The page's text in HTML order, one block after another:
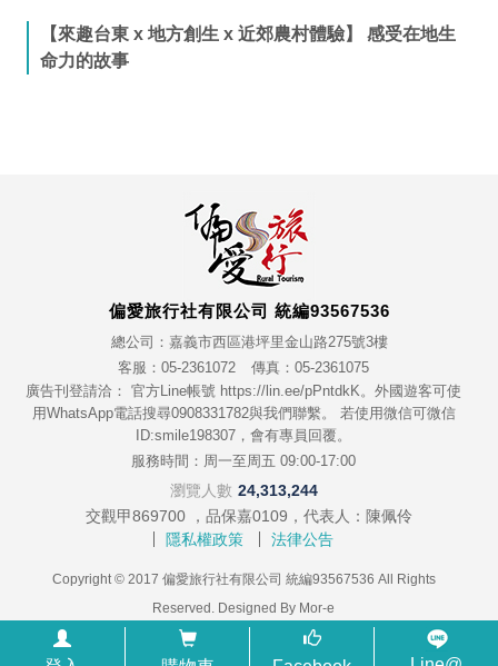
【來趣台東 x 地方創生 x 近郊農村體驗】 感受在地生
命力的故事
偏愛旅行社有限公司 統編93567536
總公司：嘉義市西區港坪里金山路275號3樓
客服：05-2361072
傳真：05-2361075
廣告刊登請洽： 官方Line帳號 https://lin.ee/pPntdkK。外國遊客可使
用WhatsApp電話搜尋0908331782與我們聯繫。 若使用微信可微信
ID:smile198307，會有專員回覆。
服務時間：周一至周五 09:00-17:00
瀏覽人數 24,313,244
交觀甲869700 ，品保嘉0109，代表人：陳佩伶
隱私權政策
法律公告
Copyright © 2017 偏愛旅行社有限公司 統編93567536 All Rights
Reserved. Designed By Mor-e